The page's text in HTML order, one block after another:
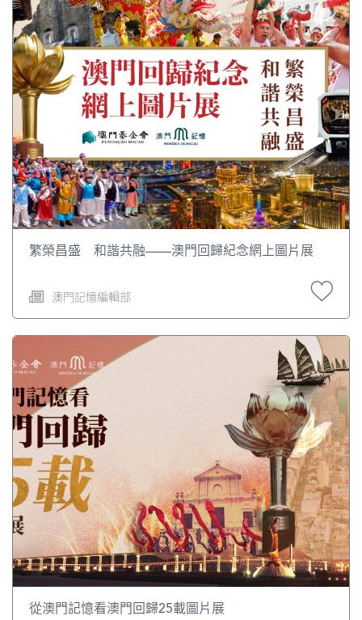
繁榮昌盛 和諧共融——澳門回歸紀念網上圖片展
澳門記憶編輯部
從澳門記憶看澳門回歸25載圖片展